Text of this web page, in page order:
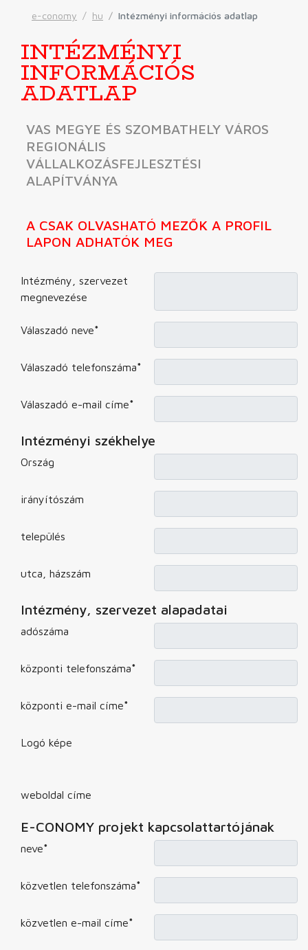
e-conomy hu Intézményi információs adatlap
INTÉZMÉNYI
INFORMÁCIÓS
ADATLAP
VAS MEGYE ÉS SZOMBATHELY VÁROS
REGIONÁLIS
VÁLLALKOZÁSFEJLESZTÉSI
ALAPÍTVÁNYA
A CSAK OLVASHATÓ MEZŐK A PROFIL
LAPON ADHATÓK MEG
Intézmény, szervezet
megnevezése
Válaszadó neve*
Válaszadó telefonszáma*
Válaszadó e-mail címe*
Intézményi székhelye
Ország
irányítószám
település
utca, házszám
Intézmény, szervezet alapadatai
adószáma
központi telefonszáma*
központi e-mail címe*
Logó képe
weboldal címe
E-CONOMY projekt kapcsolattartójának
neve*
közvetlen telefonszáma*
közvetlen e-mail címe*